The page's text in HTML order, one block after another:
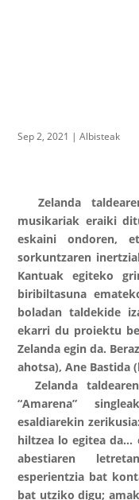
Sep 2, 2021 |Albisteak
Zelanda
musikariak eraiki
eskaini ondoren,
sorkuntzaren
Kantuak egiteko
biribiltasuna
boladan taldekide
ekarri du proiektu
Zelanda egin da.
ahotsa), Ane Bastida
Zelanda
“Amarena”
esaldiarekin
hiltzea lo egitea da…
abestiaren
esperientzia bat
bat utziko digu;